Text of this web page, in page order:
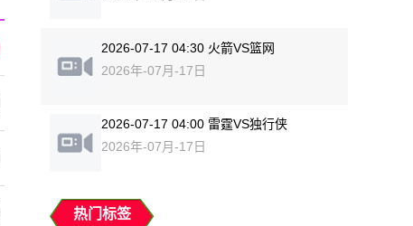
2026-07-17 04:30 火箭VS篮网
2026年-07月-17日
2026-07-17 04:00 雷霆VS独行侠
2026年-07月-17日
热门标签